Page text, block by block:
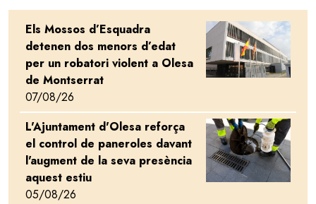
Els Mossos d’Esquadra
detenen dos menors d’edat
per un robatori violent a Olesa
de Montserrat
07/08/26
Image
L'Ajuntament d'Olesa reforça
el control de paneroles davant
l'augment de la seva presència
aquest estiu
05/08/26
Image